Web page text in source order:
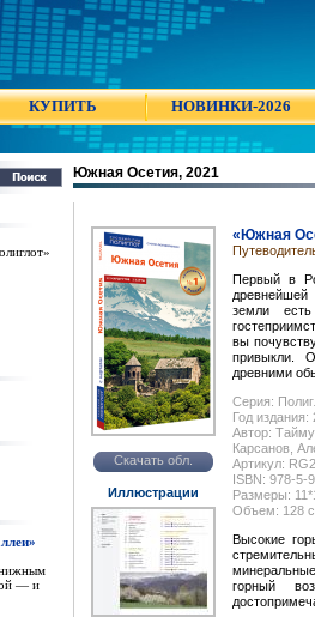
КУПИТЬ НОВИНКИ-2026
— и
Южная Осетия, 2021
Скачать обл.
Иллюстрации
«Южная
Первый в
земли
вы
привыкли.
древними
Серия:
Год издания:
Автор:
Карсанов,
Артикул:
ISBN: 978-5-
Размеры:
Объем: 128
Высокие
горный